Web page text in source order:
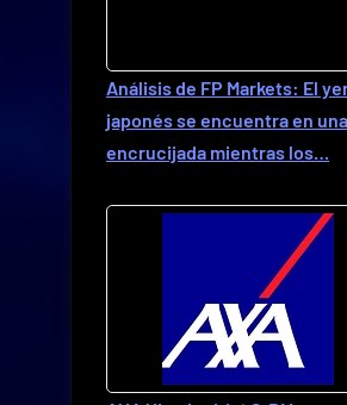
Análisis de FP Markets: El
japonés se encuentra en una
encrucijada mientras los…